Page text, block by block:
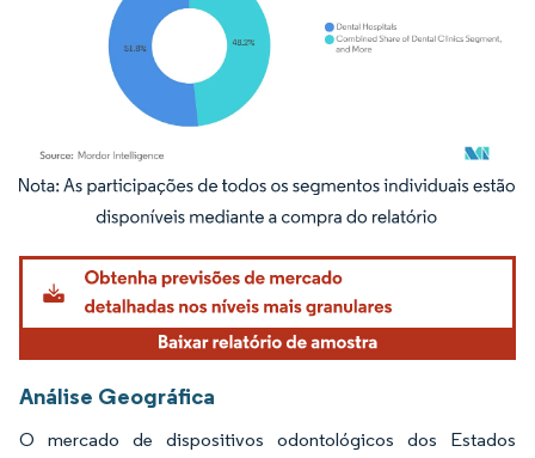
Imagem © Mordor Intelligence. O reuso requer atribuição conforme CC BY 4.0.
Análise Geográfica
O mercado de dispositivos odontológicos dos Estados